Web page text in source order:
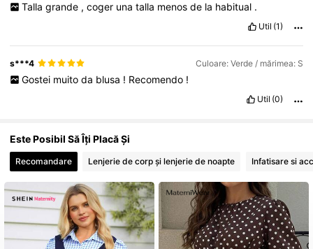
Talla grande , coger una talla menos de la habitual .
Util (1)
s***4 Culoare: Verde / mărimea: S
Gostei muito da blusa ! Recomendo !
Util (0)
Este Posibil Să Îți Placă Și
Recomandare Lenjerie de corp și lenjerie de noapte Infatisare si